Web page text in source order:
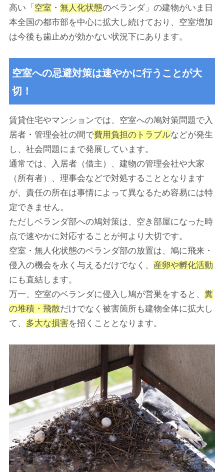
高い「 空室 ・ 無人化状態のベランダ」の建物がいま日
本全国の都市部を中心に拡大し続けており、空室増加
は今後も歯止めが効かない状況下にあります。
空室への忌避対策は速やかに行うことが大
切！
賃貸住宅やマンションでは、空室への鳩対策問題で入
居者・管理会社の間で費用負担のトラブルなどが発生
し、社会問題にまで発展しています。
通常では、入居者（借主）、建物の管理会社や大家
（所有者）、理事会などで対処することとなります
が、責任の所在は事情によって異なるため容易には特
定できません。
ただしベランダ部への鳩対策は、空き部屋になった時
点で速やかに対応することが何より大切です。
空室・無人化状態のベランダ部の放置は、鳩に飛来・
侵入の機会を永く与えるだけでなく、 産卵や孵化活動
にも直結します。
万一、空室のベランダに侵入し鳩が営巣をすると、 糞
の堆積・飛散だけでなく被害箇所も建物全体に拡大し
て、 多大な損害を招くこととなります。